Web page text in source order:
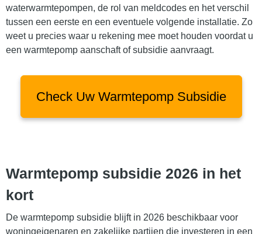
waterwarmtepompen, de rol van meldcodes en het verschil
tussen een eerste en een eventuele volgende installatie. Zo
weet u precies waar u rekening mee moet houden voordat u
een warmtepomp aanschaft of subsidie aanvraagt.
Check Uw Warmtepomp Subsidie
Warmtepomp subsidie 2026 in het
kort
De warmtepomp subsidie blijft in 2026 beschikbaar voor
woningeigenaren en zakelijke partijen die investeren in een